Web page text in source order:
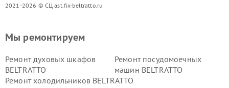
2021-2026 © СЦ ast.fix-beltratto.ru
Мы ремонтируем
Ремонт духовых шкафов
BELTRATTO
Ремонт посудомоечных
машин BELTRATTO
Ремонт холодильников BELTRATTO